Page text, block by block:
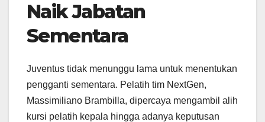
Naik Jabatan
Sementara
Juventus tidak menunggu lama untuk menentukan
pengganti sementara. Pelatih tim NextGen,
Massimiliano Brambilla, dipercaya mengambil alih
kursi pelatih kepala hingga adanya keputusan